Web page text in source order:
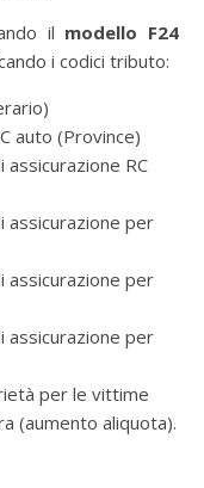
il modello F24
i codici tributo:
auto (Province)
RC
assicurazione per
assicurazione per
assicurazione per
per le vittime
(aumento aliquota).